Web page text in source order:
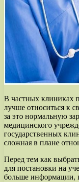
В частных клиниках
лучше относиться к
за это нормальную
медицинского
государственных
сложная в плане
Перед тем как
для постановки на
больше информации,